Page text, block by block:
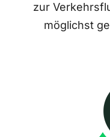
zur
möglichst